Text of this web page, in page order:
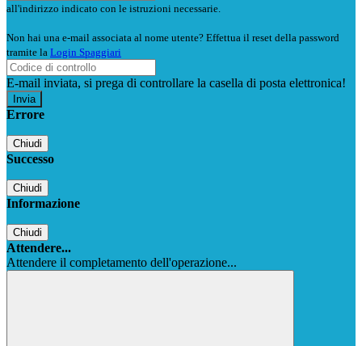
all'indirizzo indicato con le istruzioni necessarie.
Non hai una e-mail associata al nome utente? Effettua il reset della password
tramite la Login Spaggiari
E-mail inviata, si prega di controllare la casella di posta elettronica!
Errore
Chiudi
Successo
Chiudi
Informazione
Chiudi
Attendere...
Attendere il completamento dell'operazione...